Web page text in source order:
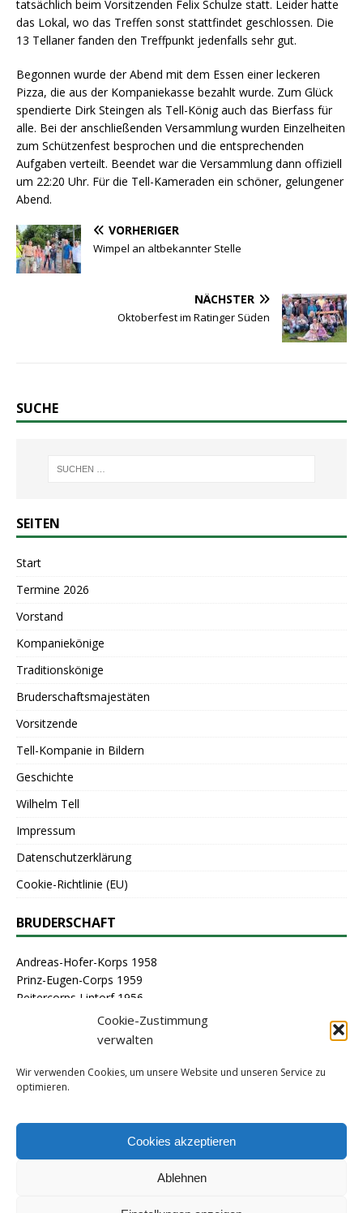
Cookie-Zustimmung
verwalten
Wir verwenden Cookies, um unsere Website und unseren Service zu
optimieren.
Cookies akzeptieren
Ablehnen
tatsächlich beim Vorsitzenden Felix Schulze statt. Leider hatte
das Lokal, wo das Treffen sonst stattfindet geschlossen. Die
13 Tellaner fanden den Treffpunkt jedenfalls sehr gut.
Begonnen wurde der Abend mit dem Essen einer leckeren
Pizza, die aus der Kompaniekasse bezahlt wurde. Zum Glück
spendierte Dirk Steingen als Tell-König auch das Bierfass für
alle. Bei der anschließenden Versammlung wurden Einzelheiten
zum Schützenfest besprochen und die entsprechenden
Aufgaben verteilt. Beendet war die Versammlung dann offiziell
um 22:20 Uhr. Für die Tell-Kameraden ein schöner, gelungener
Abend.
VORHERIGER
Wimpel an altbekannter Stelle
NÄCHSTER
Oktoberfest im Ratinger Süden
SUCHE
SEITEN
Start
Termine 2026
Vorstand
Kompaniekönige
Traditionskönige
Bruderschaftsmajestäten
Vorsitzende
Tell-Kompanie in Bildern
Geschichte
Wilhelm Tell
Impressum
Datenschutzerklärung
Cookie-Richtlinie (EU)
BRUDERSCHAFT
Andreas-Hofer-Korps 1958
Prinz-Eugen-Corps 1959
Reitercorps Lintorf 1956
St. Georg-Corps 1963
St. Lambertus-Corps 1976
Stammcorps 1963